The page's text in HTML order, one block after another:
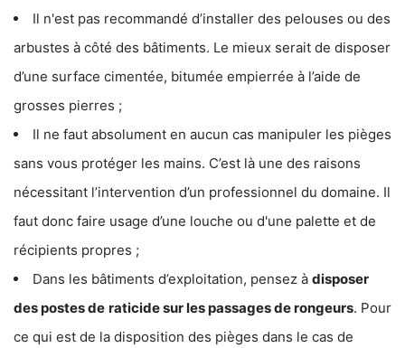
Il n'est pas recommandé d’installer des pelouses ou des
arbustes à côté des bâtiments. Le mieux serait de disposer
d’une surface cimentée, bitumée empierrée à l’aide de
grosses pierres ;
Il ne faut absolument en aucun cas manipuler les pièges
sans vous protéger les mains. C’est là une des raisons
nécessitant l’intervention d’un professionnel du domaine. Il
faut donc faire usage d’une louche ou d'une palette et de
récipients propres ;
Dans les bâtiments d’exploitation, pensez à disposer
des postes de raticide sur les passages de rongeurs. Pour
ce qui est de la disposition des pièges dans le cas de